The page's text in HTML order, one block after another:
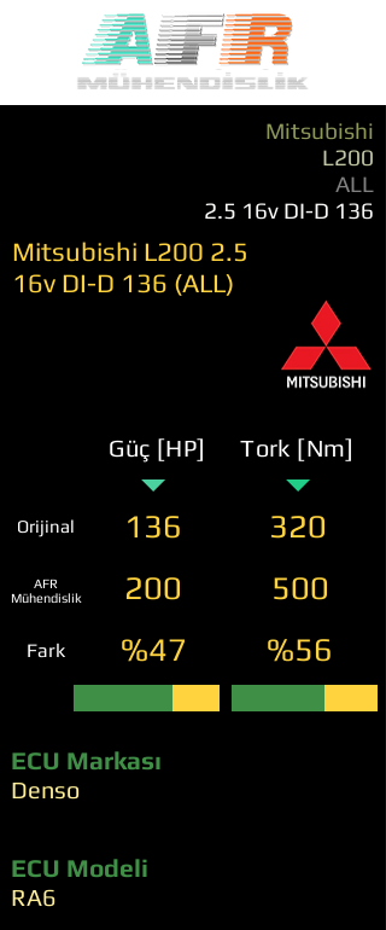
Mitsubishi
L200
ALL
2.5 16v DI-D 136
Mitsubishi L200 2.5
16v DI-D 136 (ALL)
Güç [HP] Tork [Nm]
Orijinal 136 320
AFR
Mühendislik
200 500
Fark %47 %56
ECU Markası
Denso
ECU Modeli
RA6